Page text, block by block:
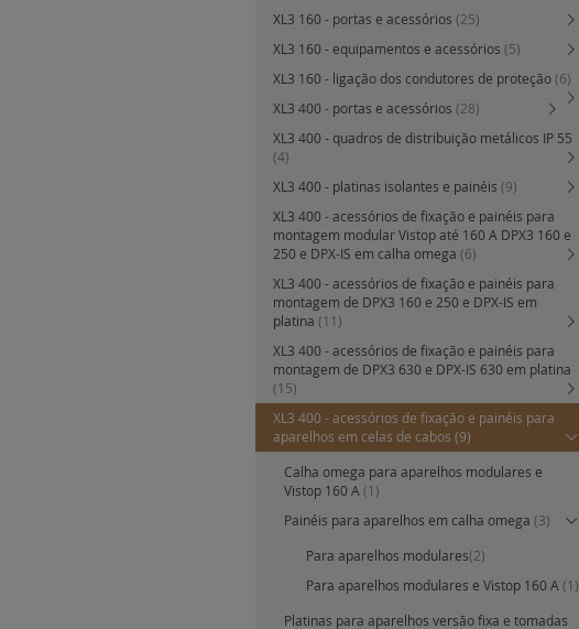
XL3 160 - portas e acessórios (25)
XL3 160 - equipamentos e acessórios (5)
XL3 160 - ligação dos condutores de proteção(6)
XL3 400 - portas e acessórios (28)
XL3 400 - quadros de distribuição metálicos IP 55
(4)
XL3 400 - platinas isolantes e painéis (9)
XL3 400 - acessórios de fixação e painéis para
montagem modular Vistop até 160 A DPX3 160 e
250 e DPX-IS em calha omega (6)
XL3 400 - acessórios de fixação e painéis para
montagem de DPX3 160 e 250 e DPX-IS em
platina (11)
XL3 400 - acessórios de fixação e painéis para
montagem de DPX3 630 e DPX-IS 630 em platina
(15)
XL3 400 - acessórios de fixação e painéis para
aparelhos em celas de cabos (9)
Calha omega para aparelhos modulares e
Vistop 160 A (1)
Painéis para aparelhos em calha omega (3)
Para aparelhos modulares(2)
Para aparelhos modulares e Vistop 160 A (1)
Platinas para aparelhos versão fixa e tomadas